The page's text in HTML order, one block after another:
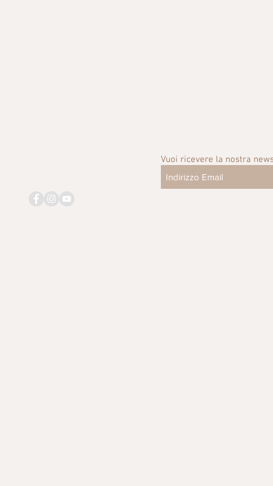
Vuoi ricevere la nostra